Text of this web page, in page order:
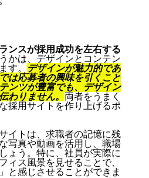
ンスが採用成功を左右する
かは、デザインとコンテン
す。
デザインが魅力的であ
は応募者の興味を引くこと
ンツが豊富でも、デザイン
わりません。 両者をうまく
採用サイトを作り上げるポ
イトは、求職者の記憶に残
写真や動画を活用し、職場
ょう。特に、社員が実際に
ィス風景を見せることで、
と感じさせることができま